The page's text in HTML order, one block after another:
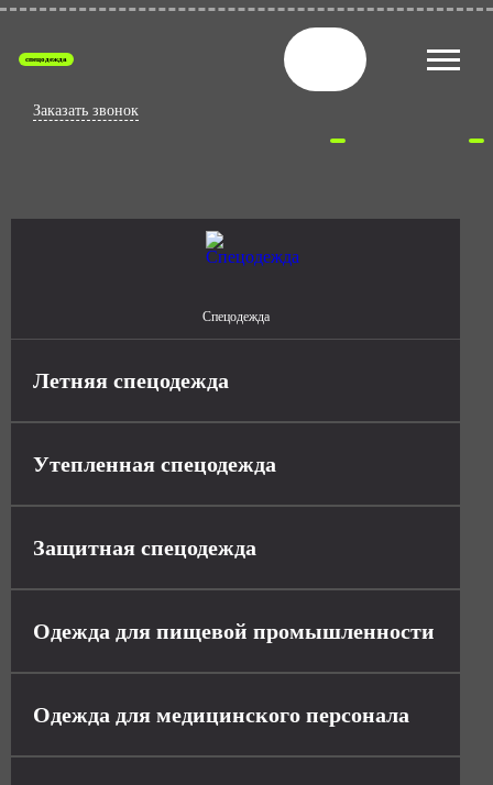
спецодежда
Заказать звонок
Спецодежда
Летняя спецодежда
Утепленная спецодежда
Защитная спецодежда
Одежда для пищевой промышленности
Одежда для медицинского персонала